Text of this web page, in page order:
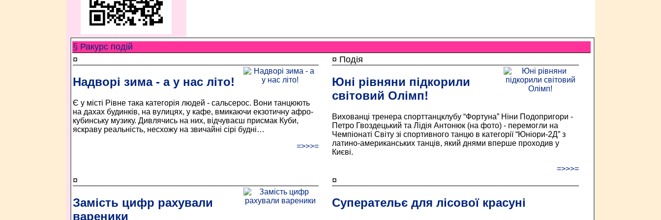
§ Ракурс подій
¤
Надворі зима - а у нас літо!
Є у місті Рівне така категорія людей - сальсерос. Вони танцюють
на дахах будинків, на вулицях, у кафе, вмикаючи екзотичну афро-
кубинську музику. Дивлячись на них, відчуваєш присмак Куби,
яскраву реальність, несхожу на звичайні сірі будні…
=>>>=
¤ Подія
Юні рівняни підкорили
світовий Олімп!
Вихованці тренера спорттанцклубу “Фортуна” Ніни Подопригори -
Петро Гвоздецький та Лідія Антонюк (на фото) - перемогли на
Чемпіонаті Світу зі спортивного танцю в категорії “Юніори-2Д” з
латино-американських танців, який днями вперше проходив у
Києві.
=>>>=
¤
Замість цифр рахували
вареники
¤
Суперательє для лісової красуні